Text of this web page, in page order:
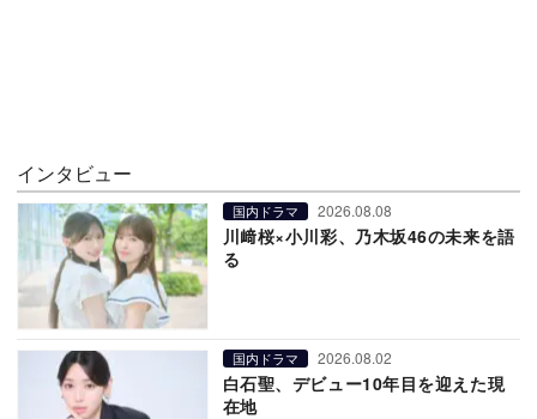
インタビュー
国内ドラマ 2026.08.08
川﨑桜×小川彩、乃木坂46の未来を語
る
国内ドラマ 2026.08.02
白石聖、デビュー10年目を迎えた現
在地